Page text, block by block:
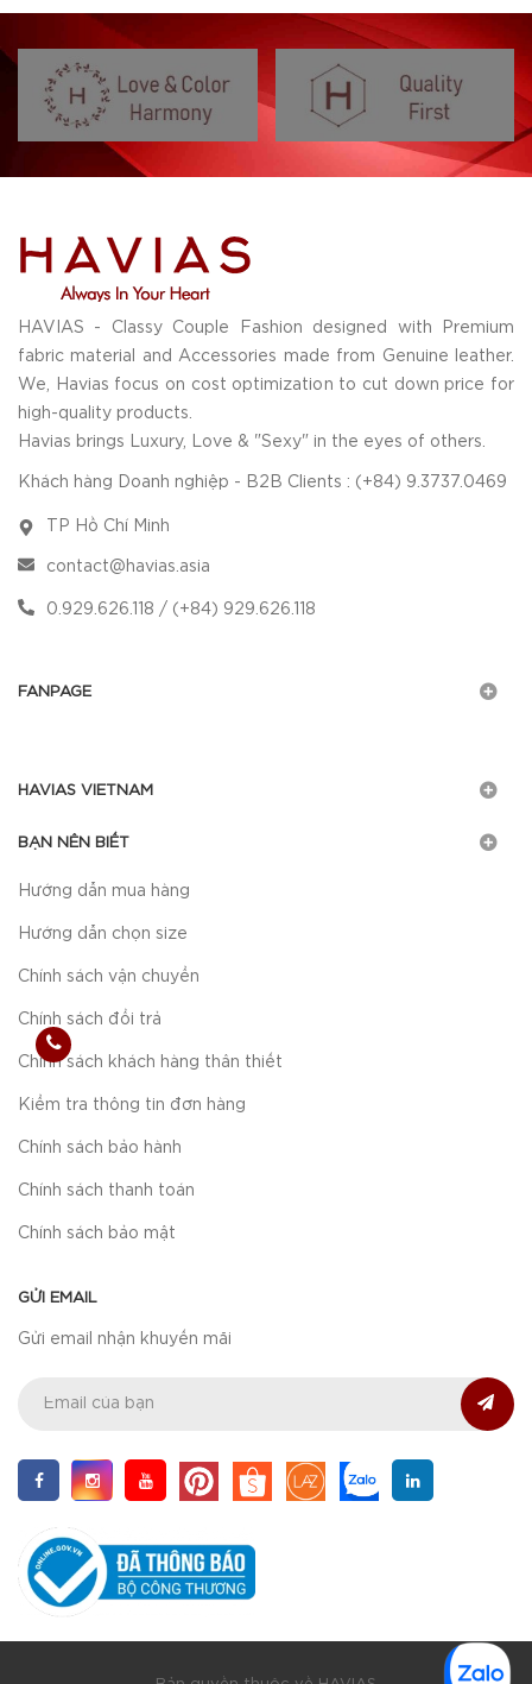
HAVIAS - Classy Couple Fashion designed with Premium
fabric material and Accessories made from Genuine leather.
We, Havias focus on cost optimization to cut down price for
high-quality products.
Havias brings Luxury, Love & "Sexy" in the eyes of others.
Khách hàng Doanh nghiệp - B2B Clients : (+84) 9.3737.0469
TP Hồ Chí Minh
contact@havias.asia
0.929.626.118 / (+84) 929.626.118
FANPAGE
HAVIAS VIETNAM
BẠN NÊN BIẾT
Hướng dẫn mua hàng
Hướng dẫn chọn size
Chính sách vận chuyển
Chính sách đổi trả
Chính sách khách hàng thân thiết
Kiểm tra thông tin đơn hàng
Chính sách bảo hành
Chính sách thanh toán
Chính sách bảo mật
GỬI EMAIL
Gửi email nhận khuyến mãi